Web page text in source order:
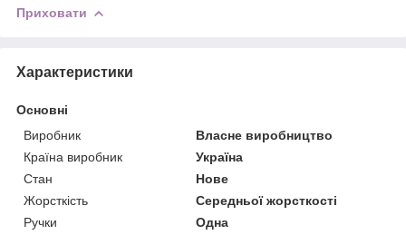
Приховати
Характеристики
Основні
Виробник
Власне виробництво
Країна виробник
Україна
Стан
Нове
Жорсткість
Середньої жорсткості
Ручки
Одна